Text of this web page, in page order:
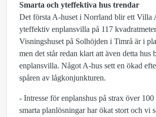
Smarta och yteffektiva hus trendar
Det första A-huset i Norrland blir ett Villa
yteffektiv enplansvilla på 117
Visningshuset på Solhöjden i Timrå är i
men det står redan klart att även detta hus
enplansvilla. Något A-hus sett en ökad
spåren av lågkonjunkturen.
- Intresse för enplanshus på strax över
smarta planlösningar har ökat stort och vi